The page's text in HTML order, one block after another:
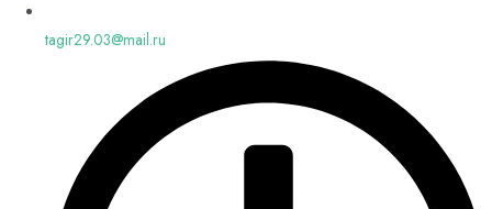
tagir29.03@mail.ru